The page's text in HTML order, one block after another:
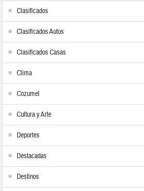
Clasificados
Clasificados Autos
Clasificados Casas
Clima
Cozumel
Cultura y Arte
Deportes
Destacadas
Destinos